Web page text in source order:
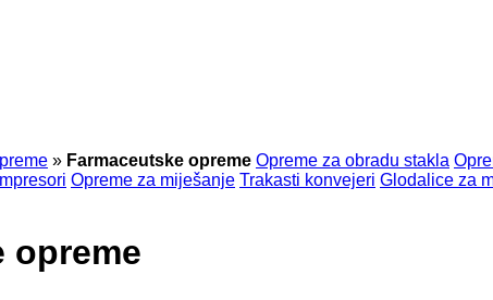
» Farmaceutske opreme Opreme za obradu stakla
Opreme za miješanje Trakasti konvejeri Glodalice za
opreme